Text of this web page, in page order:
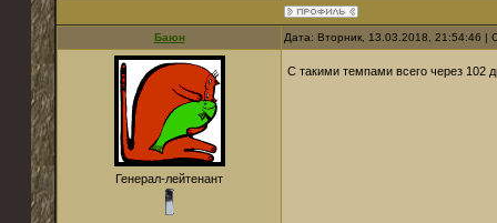
Баюн Дата: Вторник, 13.03.2018, 21:54:46
Генерал-лейтенант
С такими темпами всего через 102